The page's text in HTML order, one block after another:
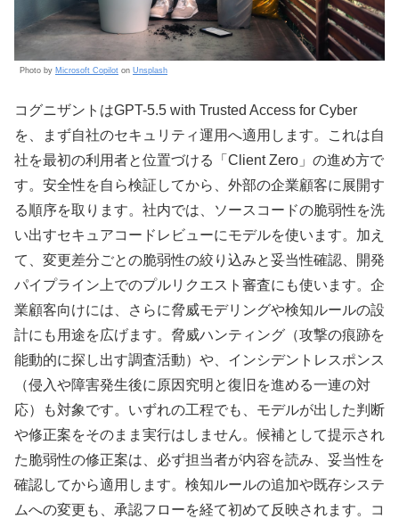
Photo by Microsoft Copilot on Unsplash
コグニザントはGPT-5.5 with Trusted Access for Cyber
を、まず自社のセキュリティ運用へ適用します。これは自
社を最初の利用者と位置づける「Client Zero」の進め方で
す。安全性を自ら検証してから、外部の企業顧客に展開す
る順序を取ります。社内では、ソースコードの脆弱性を洗
い出すセキュアコードレビューにモデルを使います。加え
て、変更差分ごとの脆弱性の絞り込みと妥当性確認、開発
パイプライン上でのプルリクエスト審査にも使います。企
業顧客向けには、さらに脅威モデリングや検知ルールの設
計にも用途を広げます。脅威ハンティング（攻撃の痕跡を
能動的に探し出す調査活動）や、インシデントレスポンス
（侵入や障害発生後に原因究明と復旧を進める一連の対
応）も対象です。いずれの工程でも、モデルが出した判断
や修正案をそのまま実行はしません。候補として提示され
た脆弱性の修正案は、必ず担当者が内容を読み、妥当性を
確認してから適用します。検知ルールの追加や既存システ
ムへの変更も、承認フローを経て初めて反映されます。コ